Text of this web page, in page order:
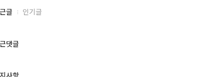
글 인기글
댓글
사항